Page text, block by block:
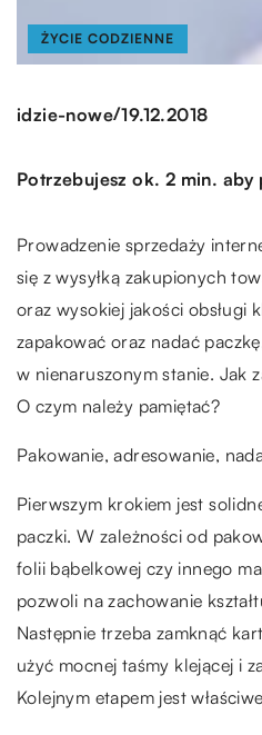
ŻYCIE CODZIENNE
idzie-nowe/19.12.2018
Potrzebujesz ok. 2 min.
Prowadzenie sprzedaży
się z wysyłką zakupionych
oraz wysokiej jakości obsługi
zapakować oraz nadać
w nienaruszonym stanie. Jak
O czym należy pamiętać?
Pakowanie, adresowanie,
Pierwszym krokiem jest
paczki. W zależności od
folii bąbelkowej czy innego
pozwoli na zachowanie
Następnie trzeba zamknąć
użyć mocnej taśmy klejącej i
Kolejnym etapem jest